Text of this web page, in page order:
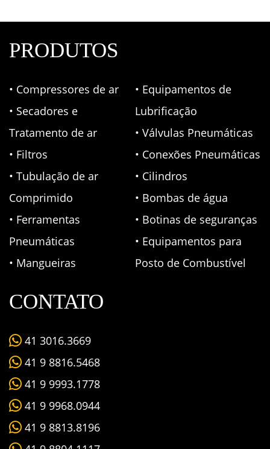
PRODUTOS
• Compressores de ar
• Secadores e
Tratamento de ar
• Filtros
• Tubulação de ar
Comprimido
• Ferramentas
Pneumáticas
• Mangueiras
• Equipamentos de
Lubrificação
• Válvulas Pneumáticas
• Conexões Pneumáticas
• Cilindros
• Bombas de água
• Botinas de seguranças
• Equipamentos para
Posto de Combustível
CONTATO
41 3016.3669
41 9 8816.5468
41 9 9993.1778
41 9 9968.0944
41 9 8813.8196